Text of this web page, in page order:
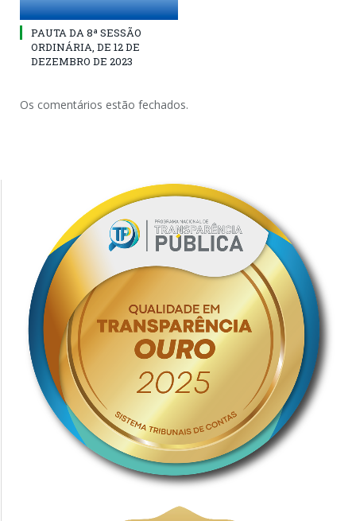
PAUTA DA 8ª SESSÃO
ORDINÁRIA, DE 12 DE
DEZEMBRO DE 2023
Os comentários estão fechados.